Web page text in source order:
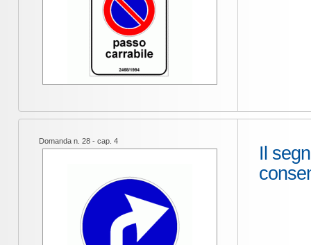
Domanda n. 28 - cap. 4
Il